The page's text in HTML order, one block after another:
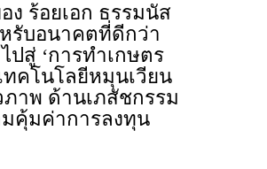
ง ร้อยเอก ธรรมนัส
รับอนาคตที่ดีกว่า
สู่ ‘การทำเกษตร
คโนโลยีหมุนเวียน
าพ ด้านเภสัชกรรม
คุ้มค่าการลงทุน